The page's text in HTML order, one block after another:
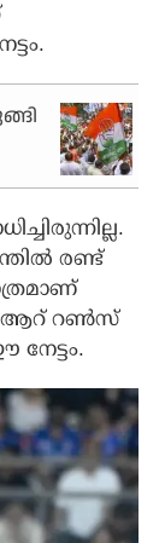
രണ്ട്
ആറ് റണ്‍സ്